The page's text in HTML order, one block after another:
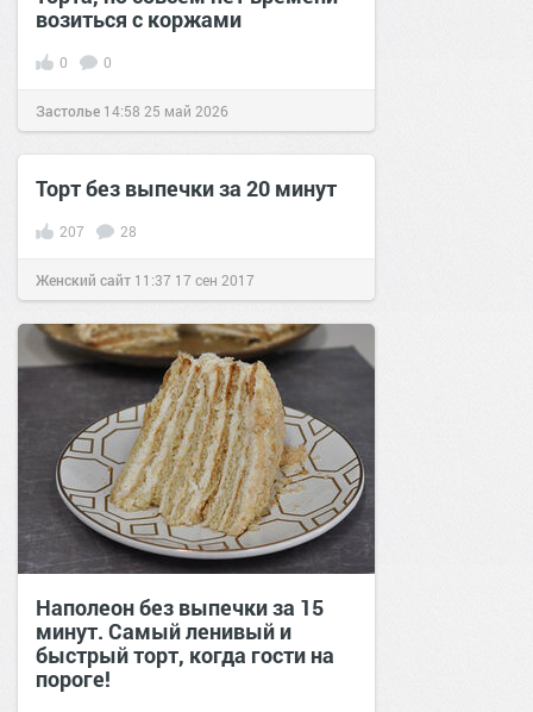
возиться с коржами
0 0
Застолье 14:58 25 май 2026
Торт без выпечки за 20 минут
207 28
Женский сайт 11:37 17 сен 2017
Наполеон без выпечки за 15
минут. Самый ленивый и
быстрый торт, когда гости на
пороге!